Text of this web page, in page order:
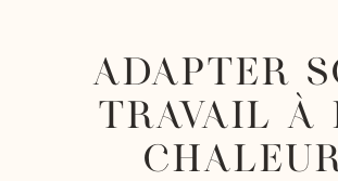
ADAPTER
TRAVAIL À